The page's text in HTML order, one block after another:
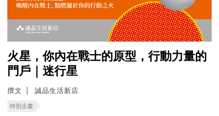
火星，你內在戰士的原型，行動力量的
門戶｜迷行星
撰文 誠品生活新店
特別企畫